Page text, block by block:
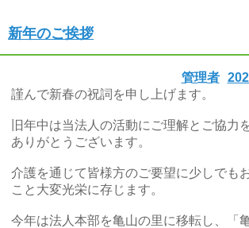
新年のご挨拶
管理者
謹んで新春の祝詞を申し上げます。
旧年中は当法人の活動にご理解とご協力
ありがとうございます。
介護を通じて皆様方のご要望に少しでも
こと大変光栄に存じます。
今年は法人本部を亀山の里に移転し、「